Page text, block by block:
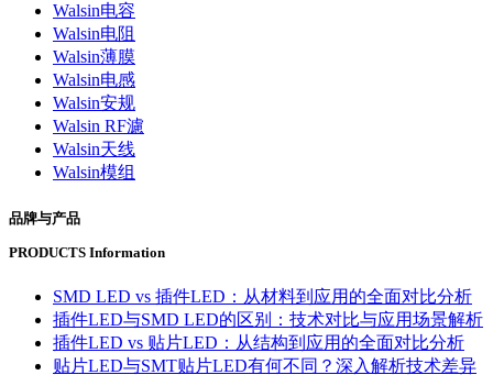
Walsin电容
Walsin电阻
Walsin薄膜
Walsin电感
Walsin安规
Walsin RF濾
Walsin天线
Walsin模组
品牌与产品
PRODUCTS Information
SMD LED vs 插件LED：从材料到应用的全面对比分析
插件LED与SMD LED的区别：技术对比与应用场景解析
插件LED vs 贴片LED：从结构到应用的全面对比分析
贴片LED与SMT贴片LED有何不同？深入解析技术差异